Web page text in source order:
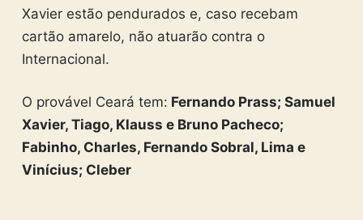
Xavier estão pendurados e, caso recebam
cartão amarelo, não atuarão contra o
Internacional.
O provável Ceará tem: Fernando Prass; Samuel
Xavier, Tiago, Klauss e Bruno Pacheco;
Fabinho, Charles, Fernando Sobral, Lima e
Vinícius; Cleber